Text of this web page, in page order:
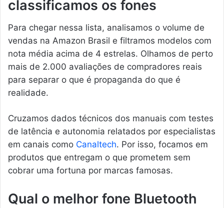
classificamos os fones
Para chegar nessa lista, analisamos o volume de
vendas na Amazon Brasil e filtramos modelos com
nota média acima de 4 estrelas. Olhamos de perto
mais de 2.000 avaliações de compradores reais
para separar o que é propaganda do que é
realidade.
Cruzamos dados técnicos dos manuais com testes
de latência e autonomia relatados por especialistas
em canais como Canaltech. Por isso, focamos em
produtos que entregam o que prometem sem
cobrar uma fortuna por marcas famosas.
Qual o melhor fone Bluetooth